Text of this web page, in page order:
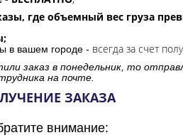
где объемный вес груза
в вашем городе - всегда за счет
заказ в понедельник, то
на почте.
ЗАКАЗА
внимание: